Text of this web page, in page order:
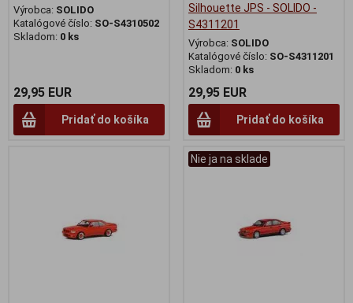
Výrobca: SOLIDO
Katalógové číslo: SO-S4310502
Skladom: 0 ks
29,95 EUR
Pridať do košíka
Silhouette JPS - SOLIDO -
S4311201
Výrobca: SOLIDO
Katalógové číslo: SO-S4311201
Skladom: 0 ks
29,95 EUR
Pridať do košíka
Nie ja na sklade